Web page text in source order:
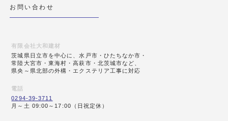
お問い合わせ
有限会社大和建材
茨城県日立市を中心に、水戸市・ひたちなか市・
常陸大宮市・東海村・高萩市・北茨城市など、
県央～県北部の外構・エクステリア工事に対応
電話
0294-39-3711
月～土 09:00～17:00（日祝定休）